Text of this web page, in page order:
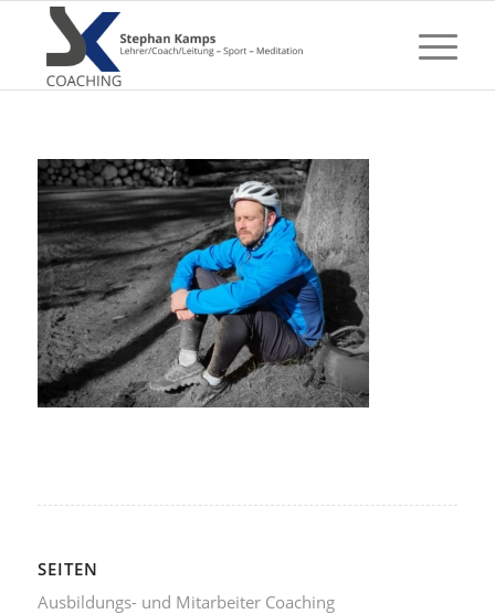
SEITEN
Ausbildungs- und Mitarbeiter Coaching